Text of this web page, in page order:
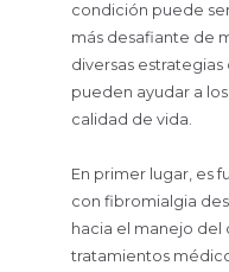
condición puede
más desafiante de
diversas
pueden ayudar a
calidad de vida.
En primer lugar, es
con fibromialgia
hacia el manejo del
tratamientos